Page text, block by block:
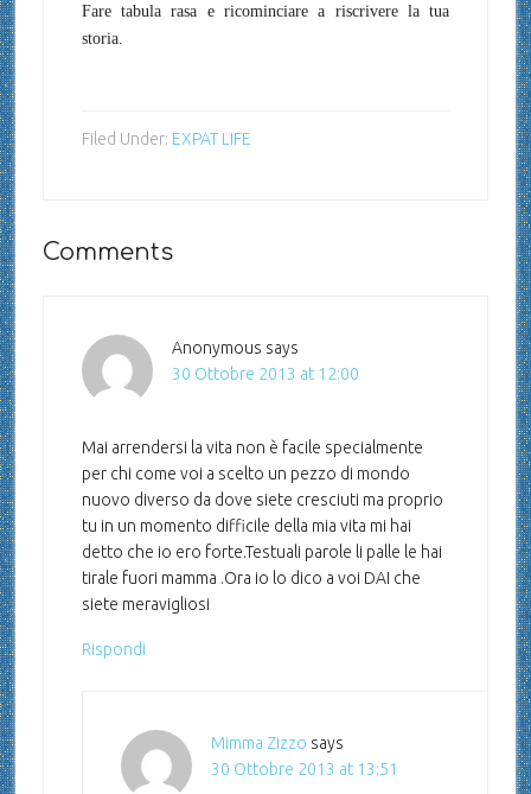
Fare tabula rasa e ricominciare a riscrivere la tua
storia.
Filed Under: EXPAT LIFE
Comments
Anonymous says
30 Ottobre 2013 at 12:00
Mai arrendersi la vita non è facile specialmente
per chi come voi a scelto un pezzo di mondo
nuovo diverso da dove siete cresciuti ma proprio
tu in un momento difficile della mia vita mi hai
detto che io ero forte.Testuali parole li palle le hai
tirale fuori mamma .Ora io lo dico a voi DAI che
siete meravigliosi
Rispondi
Mimma Zizzo says
30 Ottobre 2013 at 13:51